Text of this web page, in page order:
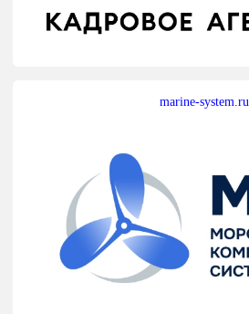
marine-system.ru